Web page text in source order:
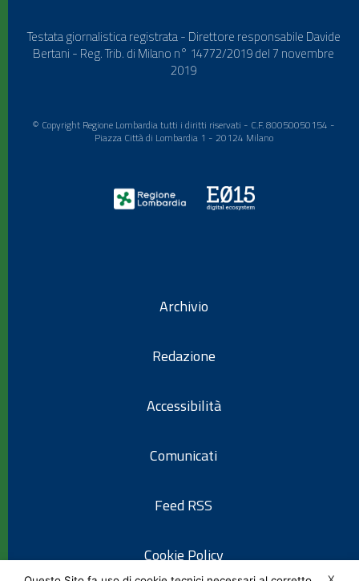
Testata giornalistica registrata - Direttore responsabile Davide
Bertani - Reg. Trib. di Milano n° 14772/2019 del 7 novembre
2019
© Copyright Regione Lombardia tutti i diritti riservati - C.F. 80050050154 -
Piazza Città di Lombardia 1 - 20124 Milano
Archivio
Redazione
Accessibilità
Comunicati
Feed RSS
Cookie Policy